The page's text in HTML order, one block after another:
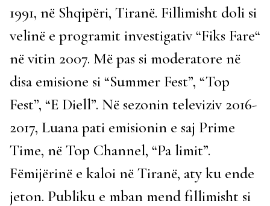
1991, në Shqipëri, Tiranë. Fillimisht doli si
velinë e programit investigativ “Fiks Fare“
në vitin 2007. Më pas si moderatore në
disa emisione si “Summer Fest”, “Top
Fest”, “E Diell”. Në sezonin televiziv 2016-
2017, Luana pati emisionin e saj Prime
Time, në Top Channel, “Pa limit”.
Fëmijërinë e kaloi në Tiranë, aty ku ende
jeton. Publiku e mban mend fillimisht si